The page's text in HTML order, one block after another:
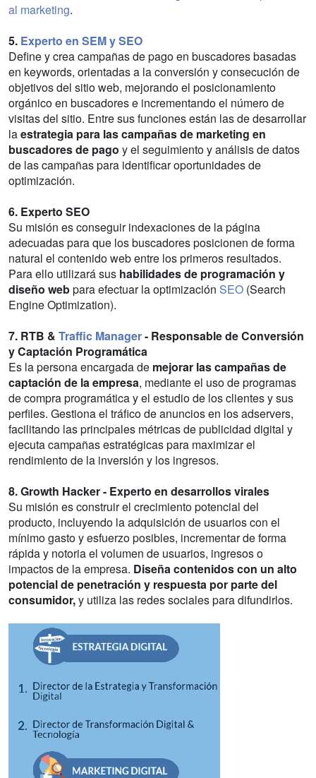
al marketing.
5. Experto en SEM y SEO
Define y crea campañas de pago en buscadores basadas
en keywords, orientadas a la conversión y consecución de
objetivos del sitio web, mejorando el posicionamiento
orgánico en buscadores e incrementando el número de
visitas del sitio. Entre sus funciones están las de desarrollar
laestrategia para las campañas de marketing en
buscadores de pago y el seguimiento y análisis de datos
de las campañas para identificar oportunidades de
optimización.
6. Experto SEO
Su misión es conseguir indexaciones de la página
adecuadas para que los buscadores posicionen de forma
natural el contenido web entre los primeros resultados.
Para ello utilizará sus habilidades de programación y
diseño webpara efectuar la optimización SEO (Search
Engine Optimization).
7. RTB & Traffic Manager- Responsable de Conversión
y Captación Programática
Es la persona encargada de mejorar las campañas de
captación de la empresa, mediante el uso de programas
de compra programática y el estudio de los clientes y sus
perfiles. Gestiona el tráfico de anuncios en los adservers,
facilitando las principales métricas de publicidad digital y
ejecuta campañas estratégicas para maximizar el
rendimiento de la inversión y los ingresos.
8. Growth Hacker - Experto en desarrollos virales
Su misión es construir el crecimiento potencial del
producto, incluyendo la adquisición de usuarios con el
mínimo gasto y esfuerzo posibles, incrementar de forma
rápida y notoria el volumen de usuarios, ingresos o
impactos de la empresa. Diseña contenidos con un alto
potencial de penetración y respuesta por parte del
consumidor,y utiliza las redes sociales para difundirlos.